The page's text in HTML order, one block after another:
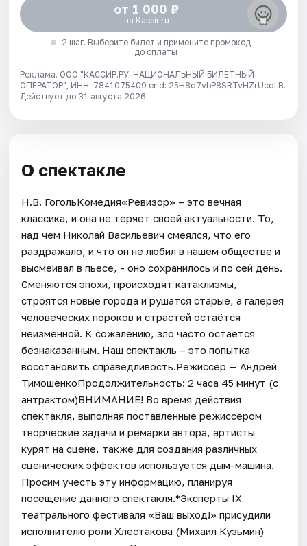
от 1 000 ₽
на Kassir.ru
2 шаг. Выберите билет и примените промокод
до оплаты
Реклама. ООО "КАССИР.РУ-НАЦИОНАЛЬНЫЙ БИЛЕТНЫЙ
ОПЕРАТОР", ИНН: 7841075409 erid: 25H8d7vbP8SRTvHZrUcdLB.
Действует до 31 августа 2026
О спектакле
Н.В. ГогольКомедия«Ревизор» – это вечная
классика, и она не теряет своей актуальности. То,
над чем Николай Васильевич смеялся, что его
раздражало, и что он не любил в нашем обществе и
высмеивал в пьесе, - оно сохранилось и по сей день.
Сменяются эпохи, происходят катаклизмы,
строятся новые города и рушатся старые, а галерея
человеческих пороков и страстей остаётся
неизменной. К сожалению, зло часто остаётся
безнаказанным. Наш спектакль – это попытка
восстановить справедливость.Режиссер — Андрей
ТимошенкоПродолжительность: 2 часа 45 минут (с
антрактом)ВНИМАНИЕ! Во время действия
спектакля, выполняя поставленные режиссёром
творческие задачи и ремарки автора, артисты
курят на сцене, также для создания различных
сценических эффектов используется дым-машина.
Просим учесть эту информацию, планируя
посещение данного спектакля.*Эксперты IX
театрального фестиваля «Ваш выход!» присудили
исполнителю роли Хлестакова (Михаил Кузьмин)